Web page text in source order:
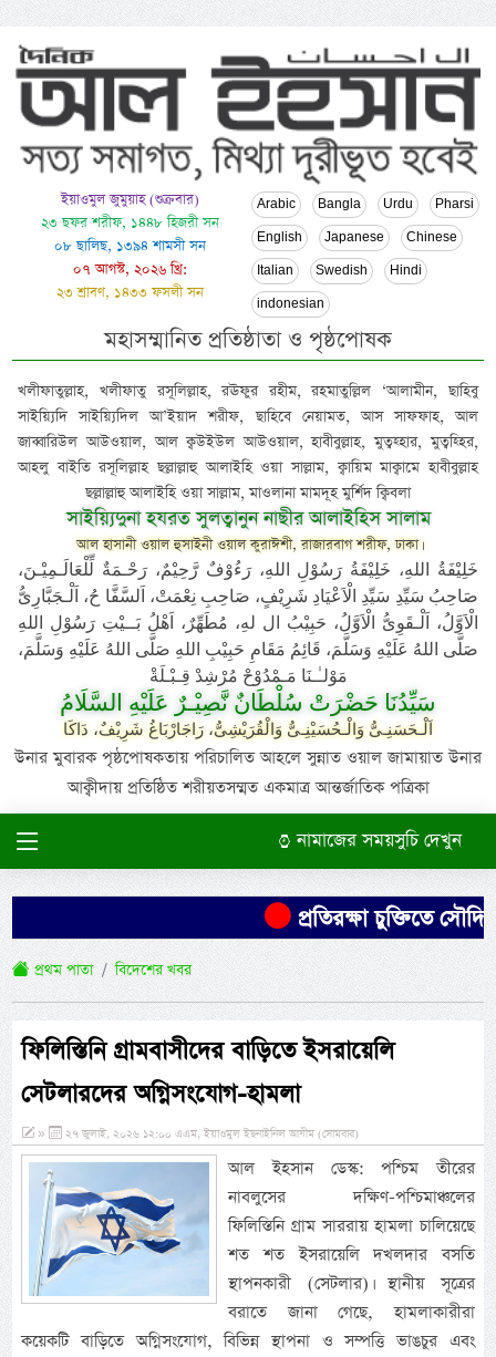
ইয়াওমুল জুমুয়াহ (শুক্রবার)
২৩ ছফর শরীফ, ১৪৪৮ হিজরী সন
০৮ ছালিছ, ১৩৯৪ শামসী সন
০৭ আগস্ট, ২০২৬ খ্রি:
২৩ শ্রাবণ, ১৪৩৩ ফসলী সন
Arabic Bangla Urdu Pharsi
English Japanese Chinese
Italian Swedish Hindi
indonesian
মহাসম্মানিত প্রতিষ্ঠাতা ও পৃষ্ঠপোষক
খলীফাতুল্লাহ, খলীফাতু রসূলিল্লাহ, রঊফুর রহীম, রহমাতুল্লিল ‘আলামীন, ছাহিবু
সাইয়্যিদি সাইয়্যিদিল আ’ইয়াদ শরীফ, ছাহিবে নেয়ামত, আস সাফফাহ, আল
জাব্বারিউল আউওয়াল, আল ক্বউইউল আউওয়াল, হাবীবুল্লাহ, মুত্বহ্হার, মুত্বহ্হির,
আহলু বাইতি রসূলিল্লাহ ছল্লাল্লাহু আলাইহি ওয়া সাল্লাম, ক্বায়িম মাক্বামে হাবীবুল্লাহ
ছল্লাল্লাহু আলাইহি ওয়া সাল্লাম, মাওলানা মামদূহ মুর্শিদ ক্বিবলা
সাইয়্যিদুনা হযরত সুলত্বানুন নাছীর আলাইহিস সালাম
আল হাসানী ওয়াল হুসাইনী ওয়াল কুরাঈশী, রাজারবাগ শরীফ, ঢাকা।
خَلِيْفَةُ اللهِ، خَلِيْفَةُ رَسُوْلِ اللهِ، رَءُوْفٌ رَّحِيْمٌ، رَحْـمَةٌ لِّلْعَالَـمِيْـنَ،
صَاحِبُ سَيِّدِ سَيِّدِ الْاَعْيَادِ شَرِيْفٍ، صَاحِبِ نِعْمَتْ، اَلسَّفَّا حُ، اَلْـجَبَّارِىُّ
الْاَوَّلُ، اَلْـقَوِىُّ الْاَوَّلُ، حَبِيْبُ ال لهِ، مُطَهِّرٌ، اَهْلُ بَــيْتِ رَسُوْلِ اللهِ
صَلَّى اللهُ عَلَيْهِ وَسَلَّمَ، قَائِمُ مَقَامِ حَبِيْبِ اللهِ صَلَّى اللهُ عَلَيْهِ وَسَلَّمَ،
مَوْلـٰـنَا مَـمْدُوْحْ مُرْشِدْ قِـبْـلَةْ
سَيِّدُنَا حَضْرَتْ سُلْطَانٌ نَّصِيْـرٌ عَلَيْهِ السَّلَامُ
اَلْـحَسَنِـىُّ وَالْـحُسَيْنِـىُّ وَالْقُرَيْشِىُّ، رَاجَارْبَاغُ شَرِيْفٌ، دَاكَا
উনার মুবারক পৃষ্ঠপোষকতায় পরিচালিত আহলে সুন্নাত ওয়াল জামায়াত উনার
আক্বীদায় প্রতিষ্ঠিত শরীয়তসম্মত একমাত্র আন্তর্জাতিক পত্রিকা
নামাজের সময়সুচি দেখুন
প্রতিরক্ষা চুক্তিতে সৌদির
প্রথম পাতা বিদেশের খবর
ফিলিস্তিনি গ্রামবাসীদের বাড়িতে ইসরায়েলি
সেটলারদের অগ্নিসংযোগ-হামলা
» ২৭ জুলাই, ২০২৬ ১২:০০ এএম, ইয়াওমুল ইছনাইনিল আযীম (সোমবার)
আল ইহসান ডেস্ক: পশ্চিম তীরের
নাবলুসের দক্ষিণ-পশ্চিমাঞ্চলের
ফিলিস্তিনি গ্রাম সাররায় হামলা চালিয়েছে
শত শত ইসরায়েলি দখলদার বসতি
স্থাপনকারী (সেটলার)। স্থানীয় সূত্রের
বরাতে জানা গেছে, হামলাকারীরা
কয়েকটি বাড়িতে অগ্নিসংযোগ, বিভিন্ন স্থাপনা ও সম্পত্তি ভাঙচুর এবং